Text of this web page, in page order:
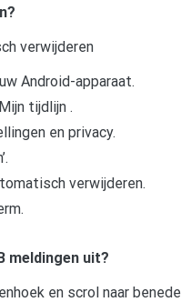
verwijderen
Android-apparaat.
tijdlijn .
en privacy.
verwijderen.
meldingen uit?
en scrol naar